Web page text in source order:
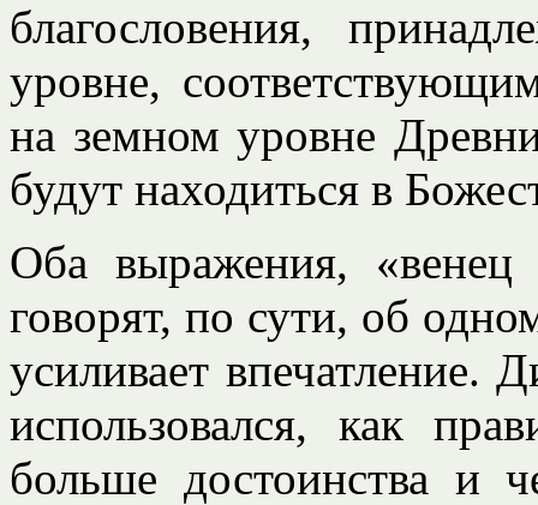
благословения,
уровне,
на земном уровне
будут находиться в
Оба выражения, «венец
говорят, по сути, об
усиливает впечатление.
использовался, как
больше достоинства и